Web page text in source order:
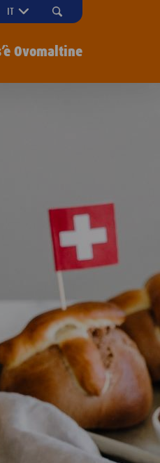
IT
"OPEN
SEARCH-
MENU
Ovomaltine